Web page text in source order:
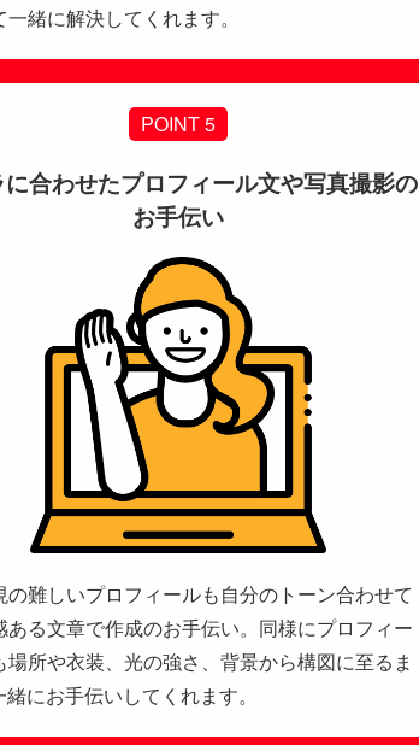
緒に解決してくれます。
POINT 5
合わせたプロフィール文や写真撮影の
お手伝い
の難しいプロフィールも自分のトーン合わせて
ある文章で作成のお手伝い。同様にプロフィー
場所や衣装、光の強さ、背景から構図に至るま
にお手伝いしてくれます。